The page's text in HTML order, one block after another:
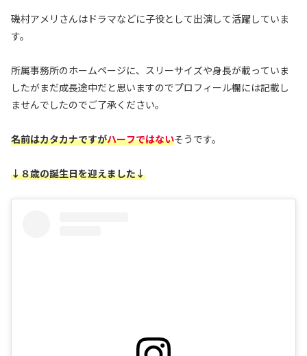
磯村アメリさんはドラマなどに子役として出演して活躍していま
す。
所属事務所のホームページに、スリーサイズや身長が載っていま
したがまだ成長途中だと思いますのでプロフィール欄には記載し
ませんでしたのでご了承ください。
名前はカタカナですがハーフではないそうです。
↓８歳の誕生日を迎えました↓